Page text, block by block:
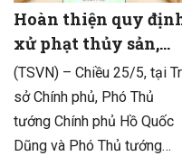
104,923 nghìn tấn, khai thác
thủy sản đạt khoảng 38,66
nghìn tấn.
Hoàn thiện quy
xử phạt thủy sản,
tăng hiệu quả chống
khai thác IUU
(TSVN) – Chiều 25/5, tại
sở Chính phủ, Phó Thủ
tướng Chính phủ Hồ Quốc
Dũng và Phó Thủ tướng